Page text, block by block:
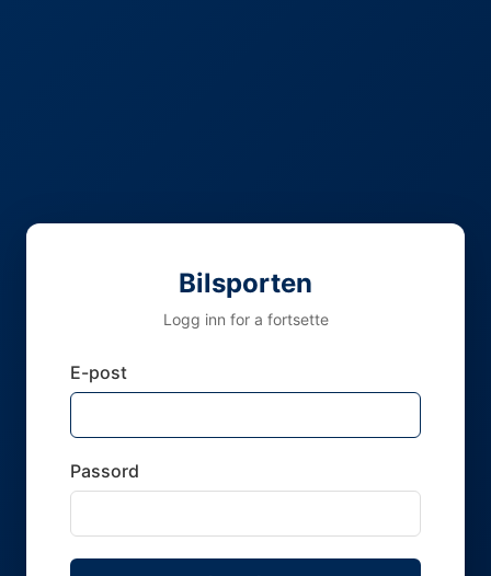
Bilsporten
Logg inn for a fortsette
E-post
Passord